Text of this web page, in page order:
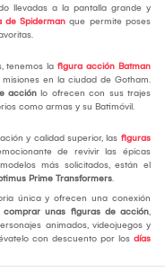
llevadas a la pantalla grande y
de Spiderman que permite poses
tenemos la figura acción Batman
en la ciudad de Gotham.
acción lo ofrecen con sus trajes
como armas y su Batimóvil.
y calidad superior, las figuras
de revivir las épicas
más solicitados, están el
Prime Transformers.
única y ofrecen una conexión
comprar unas figuras de acción,
animados, videojuegos y
con descuento por los días